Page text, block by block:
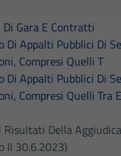
Di Gara E Contratti
Appalti Pubblici Di
Compresi Quelli T
Appalti Pubblici Di
Compresi Quelli
Della
Il 30.6.2023)